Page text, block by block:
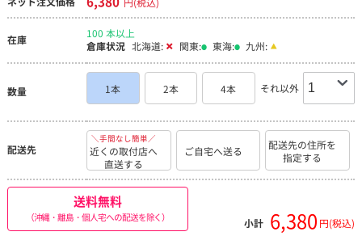
在庫
100 本以上
倉庫状況 北海道: 関東: 東海: 九州:
数量 1本 2本 4本 それ以外
配送先
＼手間なし簡単／
近くの取付店へ
直送する
ご自宅へ送る
配送先の住所を
指定する
送料無料
（沖縄・離島・個人宅への配送を除く） 小計 6,380 円(税込)